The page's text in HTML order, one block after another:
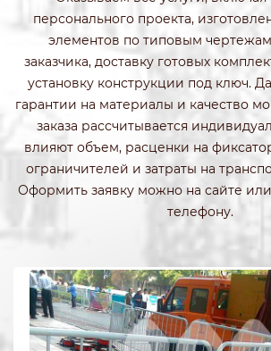
персонального проекта,
элементов по типовым
заказчика, доставку готовых
установку конструкции под ключ.
гарантии на материалы и качество
заказа рассчитывается
влияют объем, расценки на
ограничителей и затраты на
Оформить заявку можно на сайте
телефону.